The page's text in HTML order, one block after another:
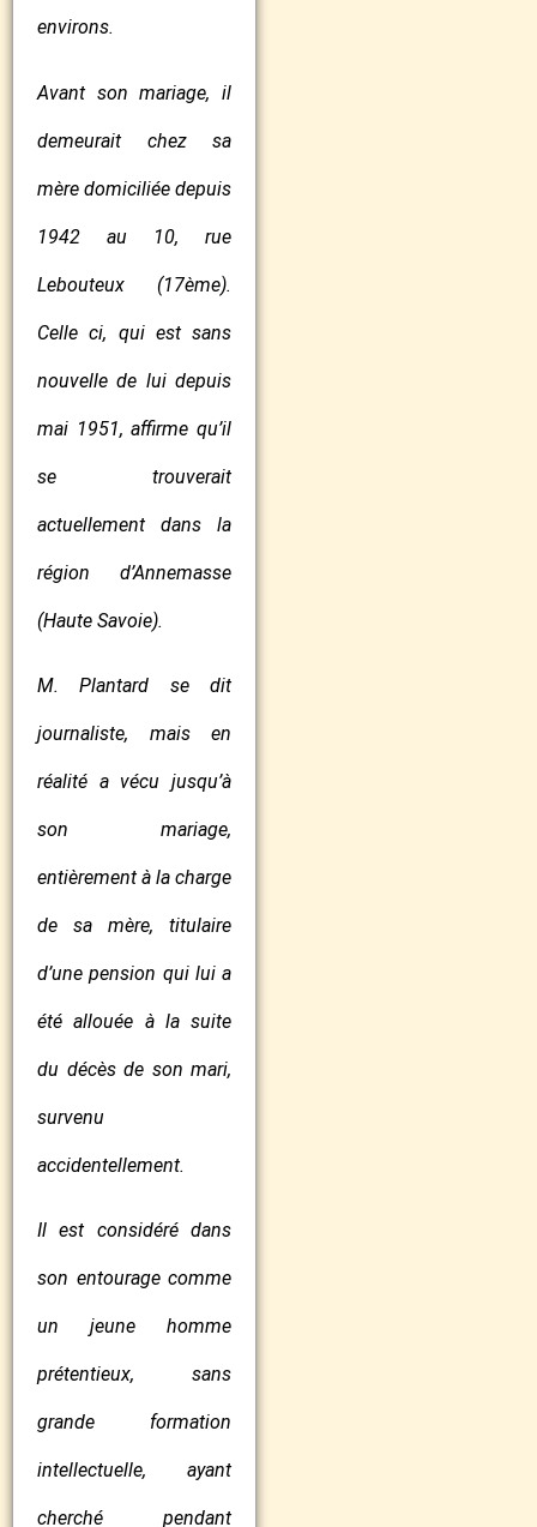
environs.
Avant son mariage, il
demeurait chez sa
mère domiciliée depuis
1942 au 10, rue
Lebouteux (17ème).
Celle ci, qui est sans
nouvelle de lui depuis
mai 1951, affirme qu’il
se trouverait
actuellement dans la
région d’Annemasse
(Haute Savoie).
M. Plantard se dit
journaliste, mais en
réalité a vécu jusqu’à
son mariage,
entièrement à la charge
de sa mère, titulaire
d’une pension qui lui a
été allouée à la suite
du décès de son mari,
survenu
accidentellement.
Il est considéré dans
son entourage comme
un jeune homme
prétentieux, sans
grande formation
intellectuelle, ayant
cherché pendant